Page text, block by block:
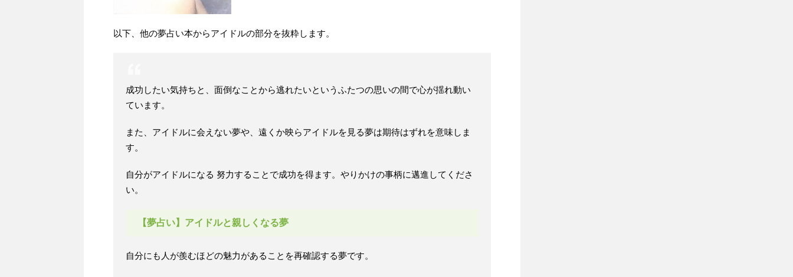
以下、他の夢占い本からアイドルの部分を抜粋します。
成功したい気持ちと、面倒なことから逃れたいというふたつの思いの間で心が揺れ動い
ています。
また、アイドルに会えない夢や、遠くか映らアイドルを見る夢は期待はずれを意味しま
す。
自分がアイドルになる 努力することで成功を得ます。やりかけの事柄に邁進してくださ
い。
【夢占い】アイドルと親しくなる夢
自分にも人が羨むほどの魅力があることを再確認する夢です。